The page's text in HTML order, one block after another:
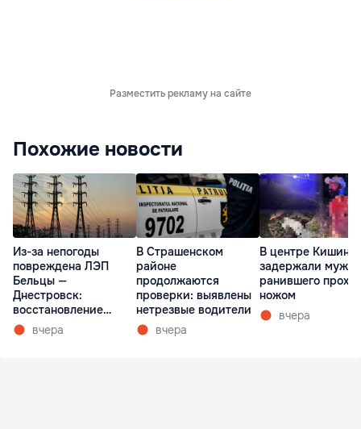
Разместить рекламу на сайте
Похожие новости
Из-за непогоды
повреждена ЛЭП
Бельцы —
Днестровск:
восстановление
займет более недели
вчера
В Страшенском
районе
продолжаются
проверки: выявлены
нетрезвые водители
вчера
В центре
задержали
ранившего
ножом
вчера